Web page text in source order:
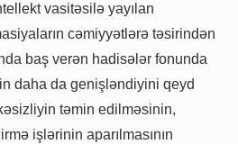
vasitəsilə yayılan
cəmiyyətlərə təsirindən
baş verən hadisələr fonunda
daha da genişləndiyini qeyd
təmin edilməsinin,
işlərinin aparılmasının